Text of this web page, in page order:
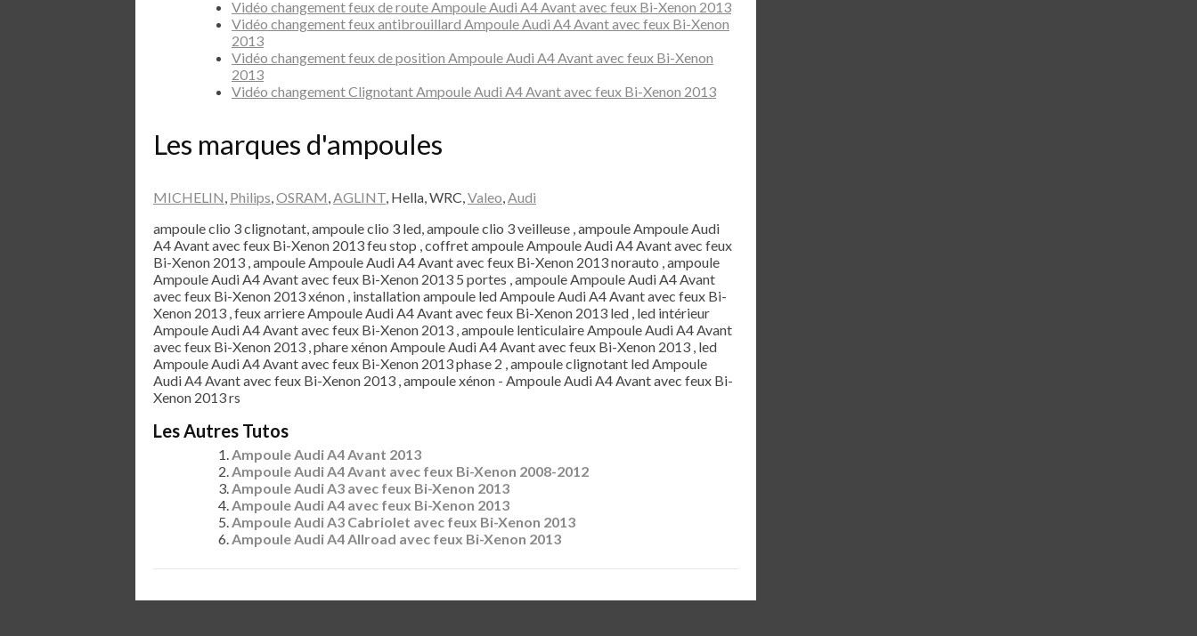
Vidéo changement feux de route Ampoule Audi A4 Avant avec feux Bi-Xenon 2013
Vidéo changement feux antibrouillard Ampoule Audi A4 Avant avec feux Bi-Xenon
2013
Vidéo changement feux de position Ampoule Audi A4 Avant avec feux Bi-Xenon
2013
Vidéo changement Clignotant Ampoule Audi A4 Avant avec feux Bi-Xenon 2013
Les marques d'ampoules
MICHELIN, Philips,OSRAM,AGLINT, Hella, WRC,Valeo,Audi
ampoule clio 3 clignotant, ampoule clio 3 led, ampoule clio 3 veilleuse , ampoule Ampoule Audi
A4 Avant avec feux Bi-Xenon 2013 feu stop , coffret ampoule Ampoule Audi A4 Avant avec feux
Bi-Xenon 2013 , ampoule Ampoule Audi A4 Avant avec feux Bi-Xenon 2013 norauto , ampoule
Ampoule Audi A4 Avant avec feux Bi-Xenon 2013 5 portes , ampoule Ampoule Audi A4 Avant
avec feux Bi-Xenon 2013 xénon , installation ampoule led Ampoule Audi A4 Avant avec feux Bi-
Xenon 2013 , feux arriere Ampoule Audi A4 Avant avec feux Bi-Xenon 2013 led , led intérieur
Ampoule Audi A4 Avant avec feux Bi-Xenon 2013 , ampoule lenticulaire Ampoule Audi A4 Avant
avec feux Bi-Xenon 2013 , phare xénon Ampoule Audi A4 Avant avec feux Bi-Xenon 2013 , led
Ampoule Audi A4 Avant avec feux Bi-Xenon 2013 phase 2 , ampoule clignotant led Ampoule
Audi A4 Avant avec feux Bi-Xenon 2013 , ampoule xénon - Ampoule Audi A4 Avant avec feux Bi-
Xenon 2013 rs
Les Autres Tutos
Ampoule Audi A4 Avant 2013
Ampoule Audi A4 Avant avec feux Bi-Xenon 2008-2012
Ampoule Audi A3 avec feux Bi-Xenon 2013
Ampoule Audi A4 avec feux Bi-Xenon 2013
Ampoule Audi A3 Cabriolet avec feux Bi-Xenon 2013
Ampoule Audi A4 Allroad avec feux Bi-Xenon 2013